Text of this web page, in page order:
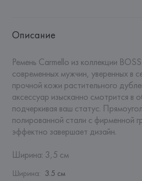
Описание
Ремень Carmello из коллекции
современных мужчин, уверенных в
прочной кожи растительного
аксессуар изысканно смотрится в
подчеркивая ваш статус.
полированной стали с фирменной
эффектно завершает дизайн.
Ширина: 3,5 см
Ширина: 3.5 см